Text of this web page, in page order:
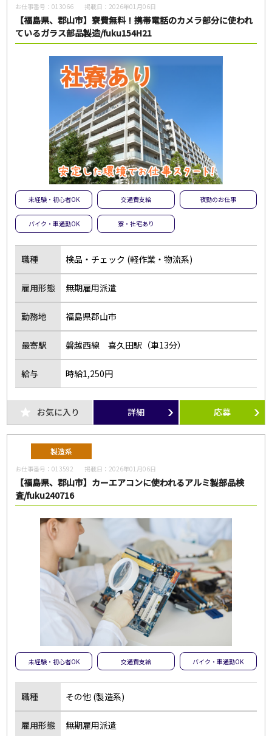
お仕事番号：013066 掲載日： 2026年01月06日
【福島県、郡山市】寮費無料！携帯電話のカメラ部分に使われ
ているガラス部品製造/fuku154H21
未経験・初心者OK 交通費支給 夜勤のお仕事
バイク・車通勤OK 寮・社宅あり
職種 検品・チェック (軽作業・物流系)
雇用形態 無期雇用派遣
勤務地 福島県郡山市
最寄駅 磐越西線 喜久田駅（車13分）
給与 時給1,250円
お気に入り 詳細 応募
製造系
お仕事番号：013592 掲載日： 2026年01月06日
【福島県、郡山市】カーエアコンに使われるアルミ製部品検
査/fuku240716
未経験・初心者OK 交通費支給 バイク・車通勤OK
職種 その他 (製造系)
雇用形態 無期雇用派遣